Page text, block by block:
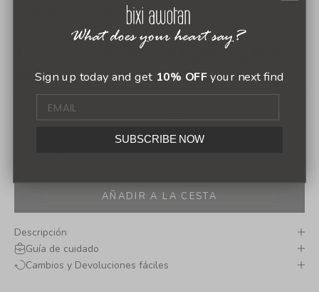
A cualquier parte de EUA y México*
Flash 18K Gold Plated Lightning Bolt
Stud Earrings
AÑADIR A LA CESTA
Descripción
Guía de cuidado
Cambios y Devoluciones fáciles
Sign up today and get 10% OFFyour next find
SUBSCRIBE NOW